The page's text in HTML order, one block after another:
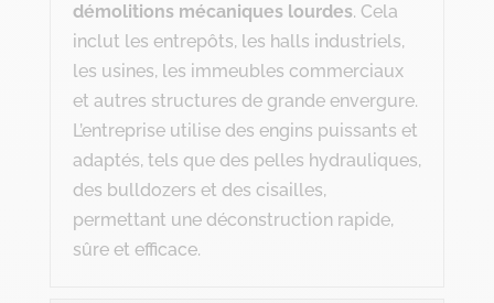
démolitions mécaniques lourdes. Cela
inclut les entrepôts, les halls industriels,
les usines, les immeubles commerciaux
et autres structures de grande envergure.
L’entreprise utilise des engins puissants et
adaptés, tels que des pelles hydrauliques,
des bulldozers et des cisailles,
permettant une déconstruction rapide,
sûre et efficace.